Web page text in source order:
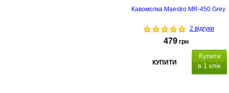
Кавомолка Maestro MR-450 Grey
2 відгуки
479 грн
КУПИТИ
Купити
в 1 клік